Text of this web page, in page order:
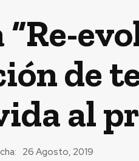
de
al
26 Agosto, 2019